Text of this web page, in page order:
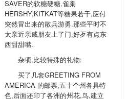
SAVER的软糖硬糖,雀巢
HERSHY,KITKAT等糖果若干,应付
突然冒出来的散兵游勇.那些平时不
太亲近亲戚朋友上了门,好歹有点东
西甜甜嘴.
杂项,比较特殊的礼物:
买了几套GREETING FROM
AMERICA 的邮票,五十个州各具特
色,后面还印了各洲的州花,鸟,建立